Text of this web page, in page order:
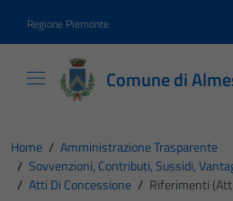
Regione Piemonte
Comune di
Home / Amministrazione Trasparente
/ Sovvenzioni, Contributi, Sussidi,
/ Atti Di Concessione / Riferimenti